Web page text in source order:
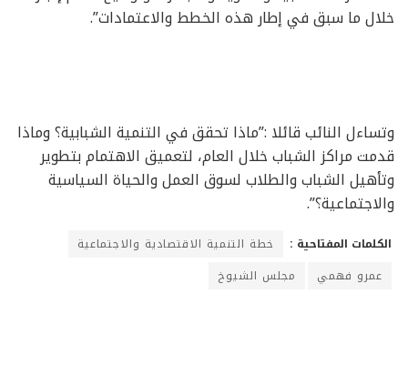
خلال ما سبق في إطار هذه الخطط والاعتمادات”.
وتساءل النائب قائلا :”ماذا تحقق في التنمية الشبابية؟ وماذا
قدمت مراكز الشباب خلال العام، لتعميق الاهتمام بتطوير
وتأهيل الشباب والطلاب لسوق العمل والحياة السياسية
والاجتماعية؟”.
الكلمات المفتاحية :
خطة التنمية الاقتصادية والاجتماعية
عمرو فهمي
مجلس الشيوخ